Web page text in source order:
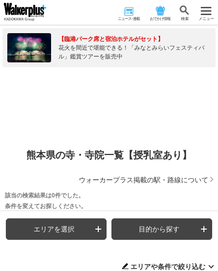
ニュース･連載 おでかけ情報 検 索 メニュー
【臨港パーク席と宿泊ホテルがセット】
花火を間近で堪能できる！「みなとみらいフェスティバ
ル」鑑賞ツアーを販売中
熊本県の寺・寺院一覧【授乳室あり】
ウォーカープラス掲載の駅・路線について
該当の検索結果は0件でした。
条件を変えてお探しください。
エリアを選択 目的から探す
エリアや条件で絞り込む